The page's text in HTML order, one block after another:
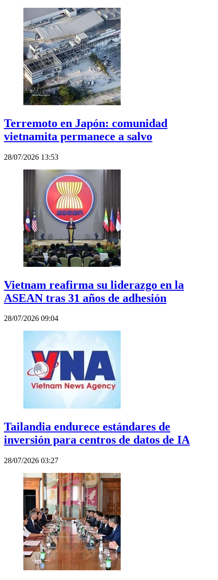
Terremoto en Japón: comunidad
vietnamita permanece a salvo
28/07/2026 13:53
Vietnam reafirma su liderazgo en la
ASEAN tras 31 años de adhesión
28/07/2026 09:04
Tailandia endurece estándares de
inversión para centros de datos de IA
28/07/2026 03:27